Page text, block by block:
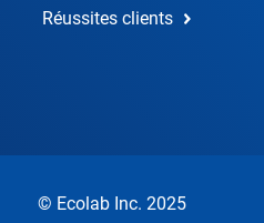
Réussites clients
© Ecolab Inc. 2025